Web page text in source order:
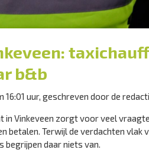
b&b
uur, geschreven door de
in Vinkeveen zorgt voor veel
betalen. Terwijl de verdachten
begrijpen daar niets van.